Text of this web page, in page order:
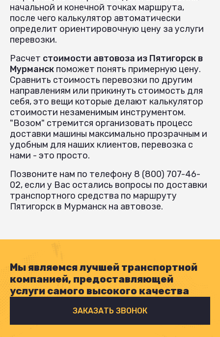
начальной и конечной точках маршрута,
после чего калькулятор автоматически
определит ориентировочную цену за услуги
перевозки.
Расчет стоимости автовоза из Пятигорск в
Мурманск поможет понять примерную цену.
Сравнить стоимость перевозки по другим
направлениям или прикинуть стоимость для
себя, это вещи которые делают калькулятор
стоимости незаменимым инструментом.
"Возом" стремится организовать процесс
доставки машины максимально прозрачным и
удобным для наших клиентов, перевозка с
нами - это просто.
Позвоните нам по телефону 8 (800) 707-46-
02, если у Вас остались вопросы по доставки
транспортного средства по маршруту
Пятигорск в Мурманск на автовозе.
Мы являемся лучшей транспортной
компанией, предоставляющей
услуги самого высокого качества
ЗАКАЗАТЬ ЗВОНОК